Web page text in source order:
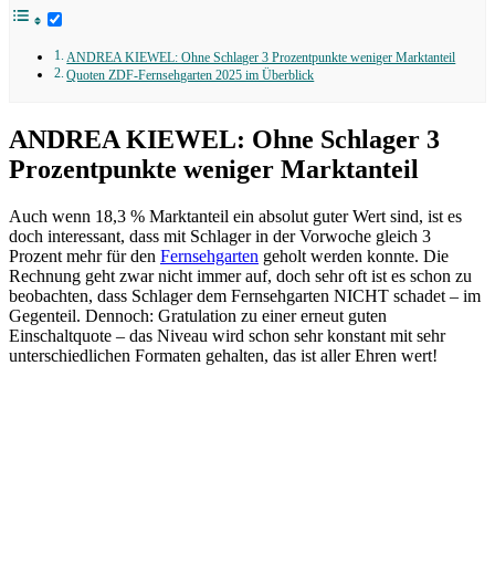
ANDREA KIEWEL: Ohne Schlager 3 Prozentpunkte weniger Marktanteil
Quoten ZDF-Fernsehgarten 2025 im Überblick
ANDREA KIEWEL: Ohne Schlager 3
Prozentpunkte weniger Marktanteil
Auch wenn 18,3 % Marktanteil ein absolut guter Wert sind, ist es
doch interessant, dass mit Schlager in der Vorwoche gleich 3
Prozent mehr für den Fernsehgarten geholt werden konnte. Die
Rechnung geht zwar nicht immer auf, doch sehr oft ist es schon zu
beobachten, dass Schlager dem Fernsehgarten NICHT schadet – im
Gegenteil. Dennoch: Gratulation zu einer erneut guten
Einschaltquote – das Niveau wird schon sehr konstant mit sehr
unterschiedlichen Formaten gehalten, das ist aller Ehren wert!